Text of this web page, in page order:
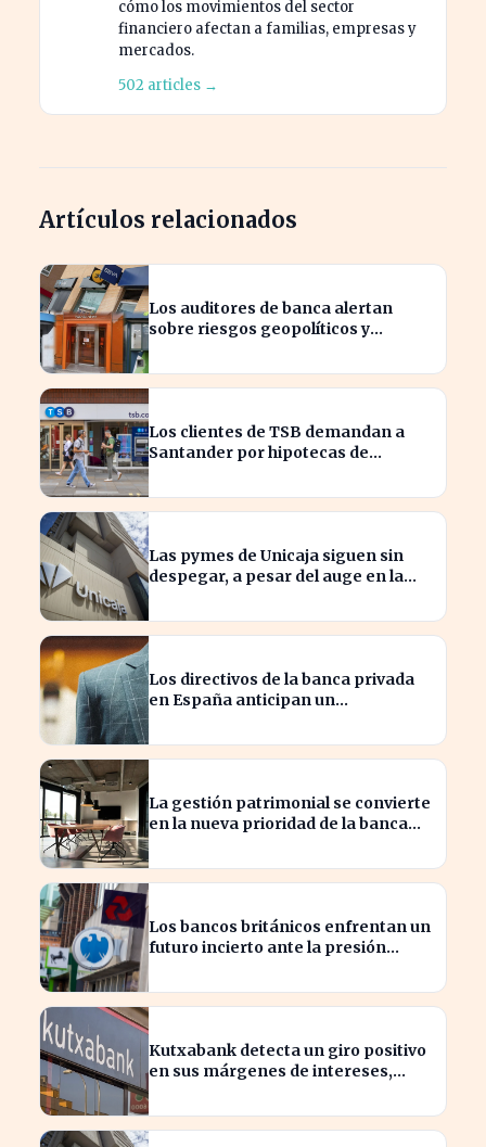
cómo los movimientos del sector
financiero afectan a familias, empresas y
mercados.
502 articles →
Artículos relacionados
Los auditores de banca alertan
sobre riesgos geopolíticos y
Los clientes de TSB demandan a
Santander por hipotecas de
Las pymes de Unicaja siguen sin
despegar, a pesar del auge en la
Los directivos de la banca privada
en España anticipan un
La gestión patrimonial se convierte
en la nueva prioridad de la banca
Los bancos británicos enfrentan un
futuro incierto ante la presión
Kutxabank detecta un giro positivo
en sus márgenes de intereses,